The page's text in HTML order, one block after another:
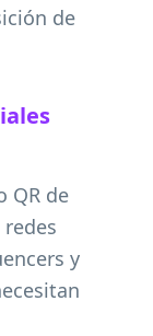
de
QR de
y